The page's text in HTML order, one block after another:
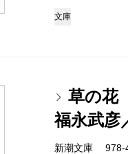
文庫
草の花
福永武彦
新潮文庫